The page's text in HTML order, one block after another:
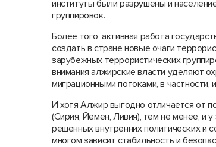
институты были разрушены и
группировок.
Более того, активная работа
создать в стране новые очаги
зарубежных террористических
внимания алжирские власти уделяют
миграционными потоками, в частности,
И хотя Алжир выгодно отличается от
(Сирия, Йемен, Ливия), тем не менее, и
решенных внутренних политических и
многом зависит стабильность и